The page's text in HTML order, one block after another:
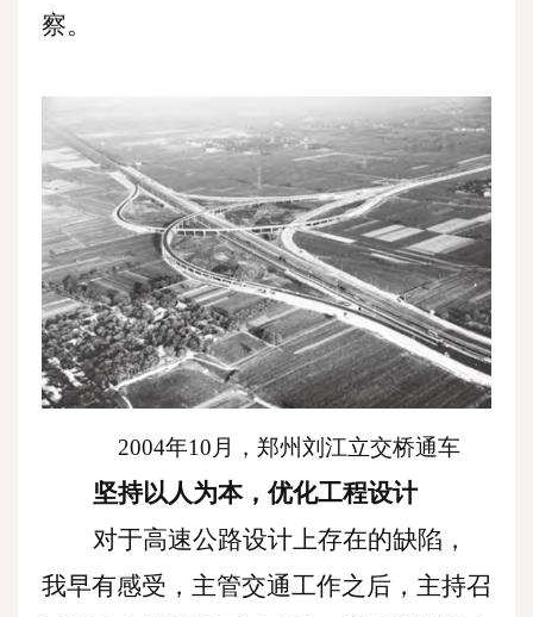
察。
2004年10月，郑州刘江立交桥通车
坚持以人为本，优化工程设计
对于高速公路设计上存在的缺陷，
我早有感受，主管交通工作之后，主持召